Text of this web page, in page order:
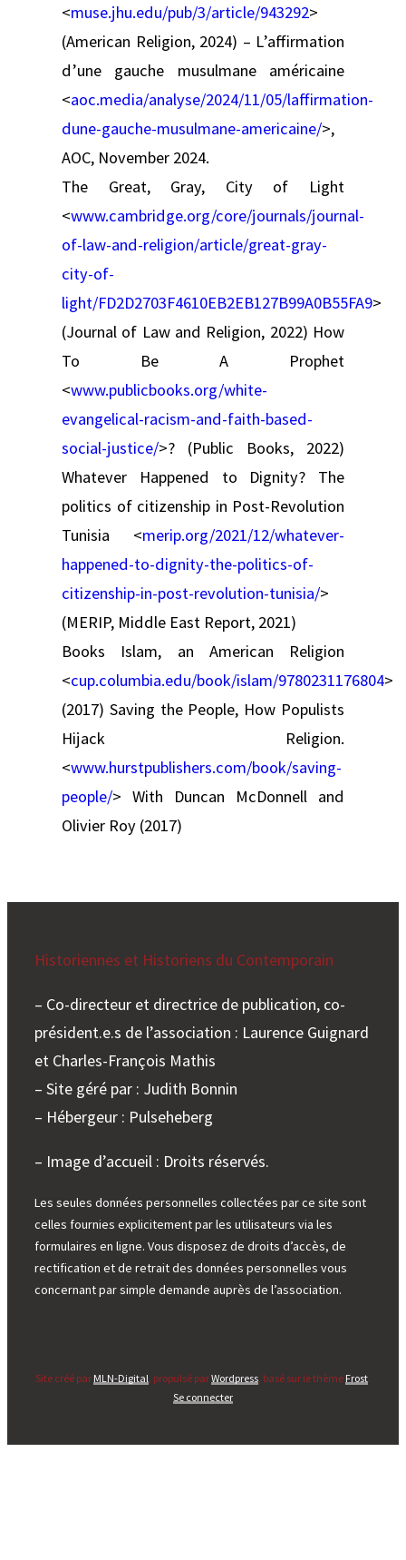
<muse.jhu.edu/pub/3/article/943292>
(American Religion, 2024) – L’affirmation
d’une gauche musulmane américaine
<aoc.media/analyse/2024/11/05/laffirmation-
dune-gauche-musulmane-americaine/>,
AOC, November 2024.
The Great, Gray, City of Light
<www.cambridge.org/core/journals/journal-
of-law-and-religion/article/great-gray-
city-of-
light/FD2D2703F4610EB2EB127B99A0B55FA9>
(Journal of Law and Religion, 2022) How
To Be A Prophet
<www.publicbooks.org/white-
evangelical-racism-and-faith-based-
social-justice/>? (Public Books, 2022)
Whatever Happened to Dignity? The
politics of citizenship in Post-Revolution
Tunisia <merip.org/2021/12/whatever-
happened-to-dignity-the-politics-of-
citizenship-in-post-revolution-tunisia/>
(MERIP, Middle East Report, 2021)
Books Islam, an American Religion
<cup.columbia.edu/book/islam/9780231176804>
(2017) Saving the People, How Populists
Hijack Religion.
<www.hurstpublishers.com/book/saving-
people/> With Duncan McDonnell and
Olivier Roy (2017)
Historiennes et Historiens du Contemporain
– Co-directeur et directrice de publication, co-
président.e.s de l’association : Laurence Guignard
et Charles-François Mathis
– Site géré par : Judith Bonnin
– Hébergeur : Pulseheberg
– Image d’accueil : Droits réservés.
Les seules données personnelles collectées par ce site sont
celles fournies explicitement par les utilisateurs via les
formulaires en ligne. Vous disposez de droits d’accès, de
rectification et de retrait des données personnelles vous
concernant par simple demande auprès de l’association.
Site créé par MLN-Digital , propulsé parWordpress , basé sur le thème Frost.
Se connecter